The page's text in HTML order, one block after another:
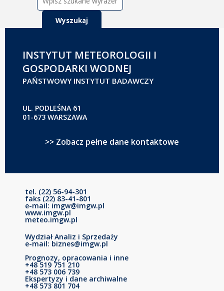
INSTYTUT METEOROLOGII I
GOSPODARKI WODNEJ
PAŃSTWOWY INSTYTUT BADAWCZY
UL. PODLEŚNA 61
01-673 WARSZAWA
>> Zobacz pełne dane kontaktowe
tel. (22) 56-94-301
faks (22) 83-41-801
e-mail: imgw@imgw.pl
www.imgw.pl
meteo.imgw.pl
Wydział Analiz i Sprzedaży
e-mail: biznes@imgw.pl
Prognozy, opracowania i inne
+48 519 751 210
+48 573 006 739
Ekspertyzy i dane archiwalne
+48 573 801 704